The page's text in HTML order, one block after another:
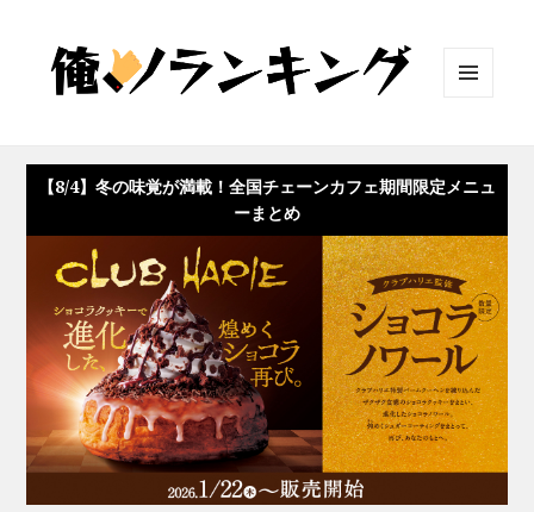
ット
【8/4】冬の味覚が満載！全国チェーンカフェ期間限定メニュ
ーまとめ